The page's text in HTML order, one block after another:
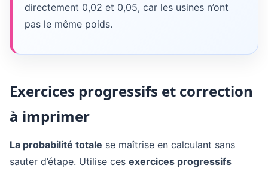
directement 0,02 et 0,05, car les usines n’ont
pas le même poids.
Exercices progressifs et correction
à imprimer
La probabilité totale se maîtrise en calculant sans
sauter d’étape. Utilise ces exercices progressifs